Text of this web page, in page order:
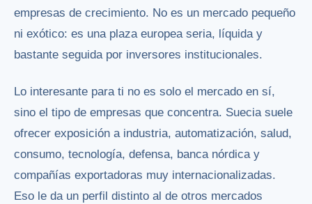
empresas de crecimiento. No es un mercado pequeño
ni exótico: es una plaza europea seria, líquida y
bastante seguida por inversores institucionales.
Lo interesante para ti no es solo el mercado en sí,
sino el tipo de empresas que concentra. Suecia suele
ofrecer exposición a industria, automatización, salud,
consumo, tecnología, defensa, banca nórdica y
compañías exportadoras muy internacionalizadas.
Eso le da un perfil distinto al de otros mercados